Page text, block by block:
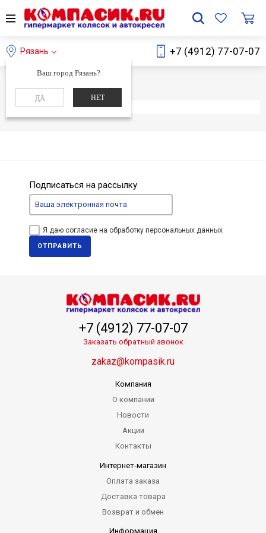
Рязань
Ваш город Рязань?
ДА НЕТ
+7 (4912) 77-07-07
Главная Каталог
Элемент не найден
Подписаться на рассылку
Я даю согласие на обработку персональных данных
ОТПРАВИТЬ
+7 (4912) 77-07-07
Заказать обратный звонок
zakaz@kompasik.ru
Компания
О компании
Новости
Акции
Контакты
Интернет-магазин
Оплата заказа
Доставка товара
Возврат и обмен
Информация